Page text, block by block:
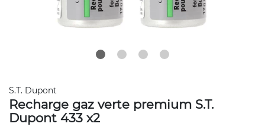
S.T. Dupont
Recharge gaz verte premium S.T.
Dupont 433 x2